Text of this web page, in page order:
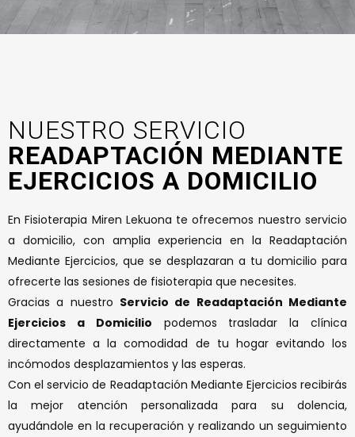
NUESTRO SERVICIO
READAPTACIÓN MEDIANTE
EJERCICIOS A DOMICILIO
En Fisioterapia Miren Lekuona te ofrecemos nuestro servicio
a domicilio, con amplia experiencia en la Readaptación
Mediante Ejercicios, que se desplazaran a tu domicilio para
ofrecerte las sesiones de fisioterapia que necesites.
Gracias a nuestro Servicio de Readaptación Mediante
Ejercicios a Domicilio podemos trasladar la clínica
directamente a la comodidad de tu hogar evitando los
incómodos desplazamientos y las esperas.
Con el servicio de Readaptación Mediante Ejercicios recibirás
la mejor atención personalizada para su dolencia,
ayudándole en la recuperación y realizando un seguimiento